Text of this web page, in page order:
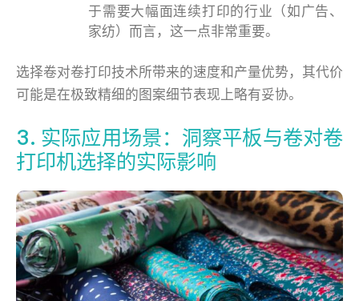
于需要大幅面连续打印的行业（如广告、
家纺）而言，这一点非常重要。
选择卷对卷打印技术所带来的速度和产量优势，其代价
可能是在极致精细的图案细节表现上略有妥协。
3. 实际应用场景：洞察平板与卷对卷
打印机选择的实际影响